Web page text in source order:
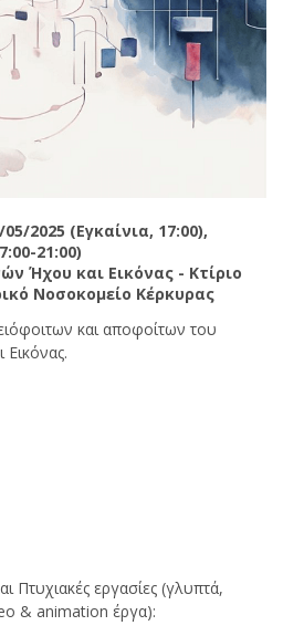
2025 (Εγκαίνια, 17:00),
21:00)
Ήχου και Εικόνας - Κτίριο
Νοσοκομείο Κέρκυρας
και αποφοίτων του
Πτυχιακές εργασίες (γλυπτά,
& animation έργα):